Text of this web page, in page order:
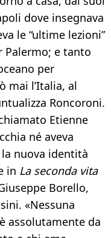
dove insegnava
le “ultime lezioni”
Palermo; e tanto
per
mai l’Italia, al
Roncoroni.
Etienne
né aveva
nuova identità
in La seconda vita
Borello,
«Nessuna
assolutamente da